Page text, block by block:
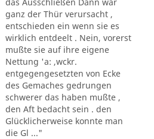
ganz der Thür verursacht ,
entschieden ein wenn sie es
wirklich entdeelt . Nein, vorerst
mußte sie auf ihre eigene
Nettung 'a: ,wckr.
entgegengesetzten von Ecke
des Gemaches gedrungen
schwerer das haben mußte ,
den Aft bedacht sein . den
Glücklicherweise konnte man
die Gl ..."